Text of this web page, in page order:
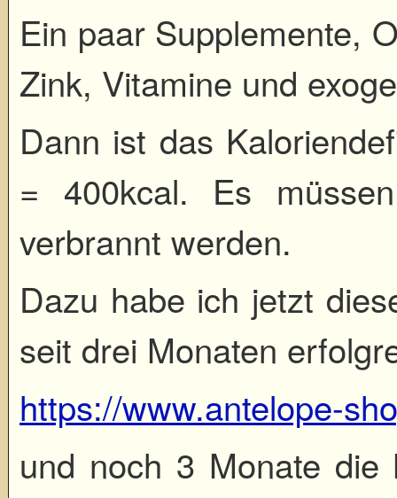
Ein paar Supplemente,
Zink, Vitamine und
Dann ist das
= 400kcal. Es
verbrannt werden.
Dazu habe ich jetzt
seit drei Monaten
https://www.antelope-
und noch 3 Monate die